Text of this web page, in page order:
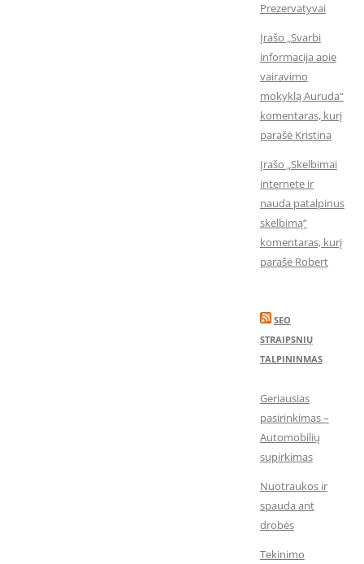
Prezervatyvai
Įrašo „Svarbi
informacija apie
vairavimo
mokyklą Auruda“
komentaras, kurį
parašė Kristina
Įrašo „Skelbimai
internete ir
nauda patalpinus
skelbimą“
komentaras, kurį
parašė Robert
SEO
STRAIPSNIŲ
TALPININMAS
Geriausias
pasirinkimas –
Automobilių
supirkimas
Nuotraukos ir
spauda ant
drobės
Tekinimo